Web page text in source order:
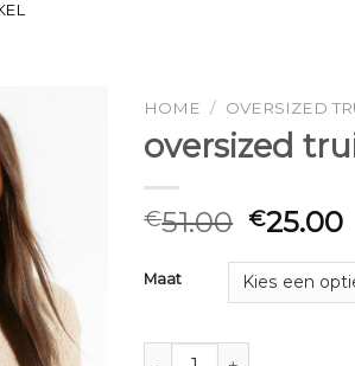
HOME / OVERSIZED
oversized
€51.00 €25.00
Maat
oversized trui dames